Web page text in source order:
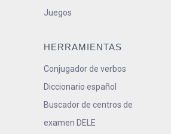
Juegos
HERRAMIENTAS
Conjugador de verbos
Diccionario español
Buscador de centros de
examen DELE